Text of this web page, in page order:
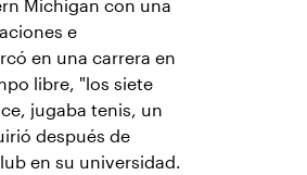
Michigan con una
e
en una carrera en
libre, "los siete
jugaba tenis, un
después de
en su universidad.